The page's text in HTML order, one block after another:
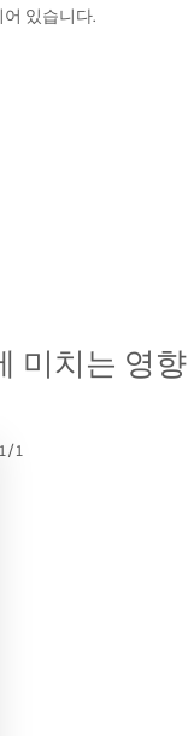
있습니다.
미치는 영향
1/1